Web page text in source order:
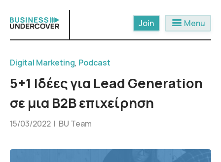
content
menu Menu
Digital Marketing, Podcast
5+1 Ιδέες για Lead Generation
σε μια B2B επιχείρηση
15/03/2022 | BU Team